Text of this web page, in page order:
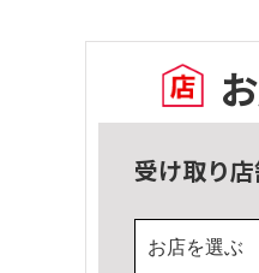
受け取り店
お店を選ぶ